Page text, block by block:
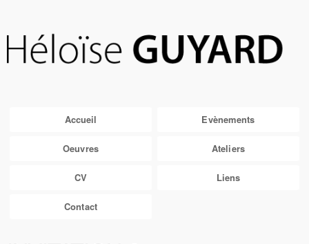
Accueil Evènements
Oeuvres Ateliers
CV Liens
Contact